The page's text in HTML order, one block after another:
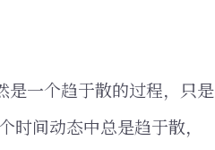
是一个趋于散的过程，只是
间动态中总是趋于散，